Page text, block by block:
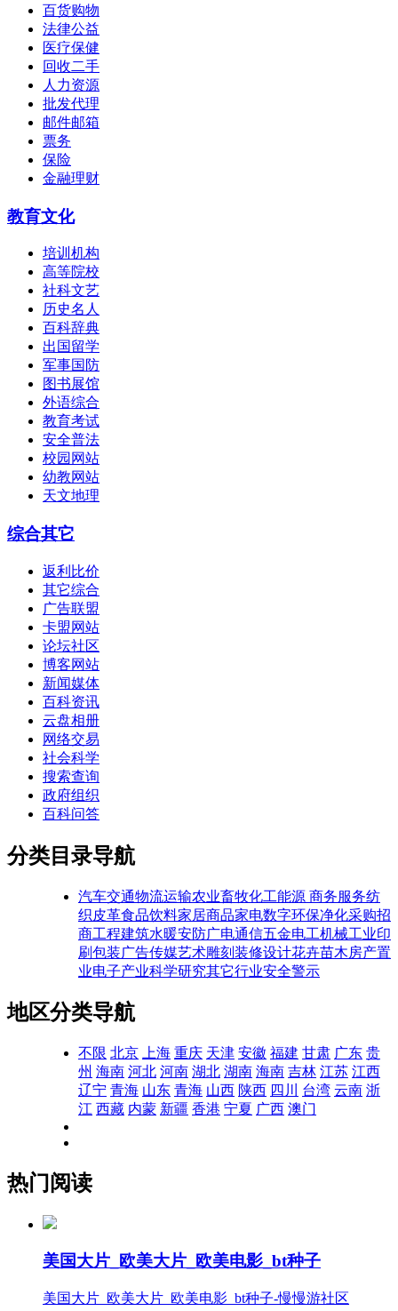
百货购物
法律公益
医疗保健
回收二手
人力资源
批发代理
邮件邮箱
票务
保险
金融理财
教育文化
培训机构
高等院校
社科文艺
历史名人
百科辞典
出国留学
军事国防
图书展馆
外语综合
教育考试
安全普法
校园网站
幼教网站
天文地理
综合其它
返利比价
其它综合
广告联盟
卡盟网站
论坛社区
博客网站
新闻媒体
百科资讯
云盘相册
网络交易
社会科学
搜索查询
政府组织
百科问答
分类目录导航
汽车交通物流运输农业畜牧化工能源 商务服务纺
织皮革食品饮料家居商品家电数字环保净化采购招
商工程建筑水暖安防广电通信五金电工机械工业印
刷包装广告传媒艺术雕刻 装修设计花卉苗木房产置
业电子产业科学研究其它行业安全警示
地区分类导航
不限 北京 上海 重庆 天津 安徽 福建 甘肃 广东 贵
州 海南 河北 河南 湖北 湖南 海南 吉林 江苏 江西
辽宁 青海 山东 青海 山西 陕西 四川 台湾 云南 浙
江 西藏 内蒙 新疆 香港 宁夏 广西 澳门
热门阅读
美国大片_欧美大片_欧美电影_bt种子
美国大片_欧美大片_欧美电影_bt种子-慢慢游社区